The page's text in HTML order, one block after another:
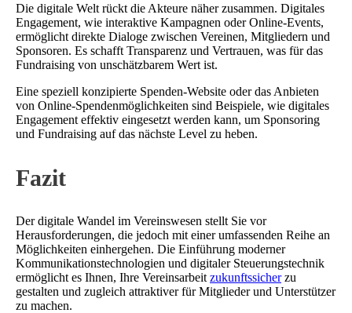
Die digitale Welt rückt die Akteure näher zusammen. Digitales
Engagement, wie interaktive Kampagnen oder Online-Events,
ermöglicht direkte Dialoge zwischen Vereinen, Mitgliedern und
Sponsoren. Es schafft Transparenz und Vertrauen, was für das
Fundraising von unschätzbarem Wert ist.
Eine speziell konzipierte Spenden-Website oder das Anbieten
von Online-Spendenmöglichkeiten sind Beispiele, wie digitales
Engagement effektiv eingesetzt werden kann, um Sponsoring
und Fundraising auf das nächste Level zu heben.
Fazit
Der digitale Wandel im Vereinswesen stellt Sie vor
Herausforderungen, die jedoch mit einer umfassenden Reihe an
Möglichkeiten einhergehen. Die Einführung moderner
Kommunikationstechnologien und digitaler Steuerungstechnik
ermöglicht es Ihnen, Ihre Vereinsarbeit zukunftssicherzu
gestalten und zugleich attraktiver für Mitglieder und Unterstützer
zu machen.